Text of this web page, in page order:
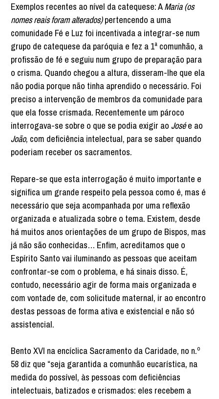
Exemplos recentes ao nível da catequese: AMaria (os
nomes reais foram alterados)pertencendo a uma
comunidade Fé e Luz foi incentivada a integrar-se num
grupo de catequese da paróquia e fez a 1ª comunhão, a
profissão de fé e seguiu num grupo de preparação para
o crisma. Quando chegou a altura, disseram-lhe que ela
não podia porque não tinha aprendido o necessário. Foi
preciso a intervenção de membros da comunidade para
que ela fosse crismada. Recentemente um pároco
interrogava-se sobre o que se podia exigir aoJosée ao
João, com deficiência intelectual, para se saber quando
poderiam receber os sacramentos.
Repare-se que esta interrogação é muito importante e
significa um grande respeito pela pessoa como é, mas é
necessário que seja acompanhada por uma reflexão
organizada e atualizada sobre o tema. Existem, desde
há muitos anos orientações de um grupo de Bispos, mas
já não são conhecidas… Enfim, acreditamos que o
Espírito Santo vai iluminando as pessoas que aceitam
confrontar-se com o problema, e há sinais disso. É,
contudo, necessário agir de forma mais organizada e
com vontade de, com solicitude maternal, ir ao encontro
destas pessoas de forma ativa e existencial e não só
assistencial.
Bento XVI na encíclica Sacramento da Caridade, no n.º
58 diz que “seja garantida a comunhão eucarística, na
medida do possível, às pessoas com deficiências
intelectuais, batizados e crismados: eles recebem a